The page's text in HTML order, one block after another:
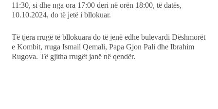
11:30, si dhe nga ora 17:00 deri në orën 18:00, të datës,
10.10.2024, do të jetë i bllokuar.
Të tjera rrugë të bllokuara do të jenë edhe bulevardi Dëshmorët
e Kombit, rruga Ismail Qemali, Papa Gjon Pali dhe Ibrahim
Rugova. Të gjitha rrugët janë në qendër.